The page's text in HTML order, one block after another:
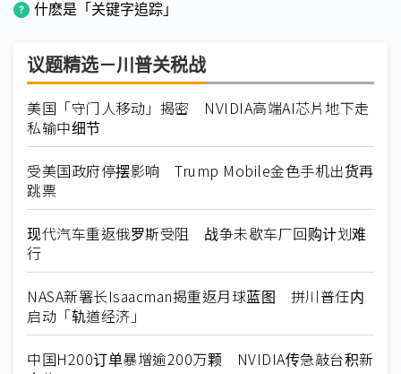
什麽是「关键字追踪」
议题精选－川普关税战
美国「守门人移动」揭密 NVIDIA高端AI芯片地下走
私输中细节
受美国政府停摆影响 Trump Mobile金色手机出货再
跳票
现代汽车重返俄罗斯受阻 战争未歇车厂回购计划难
行
NASA新署长Isaacman揭重返月球蓝图 拼川普任内
启动「轨道经济」
中国H200订单暴增逾200万颗 NVIDIA传急敲台积新